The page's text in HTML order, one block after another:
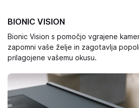
BIONIC VISION
Bionic Vision s pomočjo vgrajene
zapomni vaše želje in zagotavlja
prilagojene vašemu okusu.